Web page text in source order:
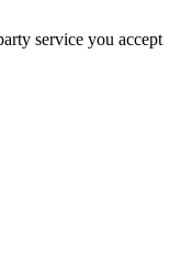
service you accept